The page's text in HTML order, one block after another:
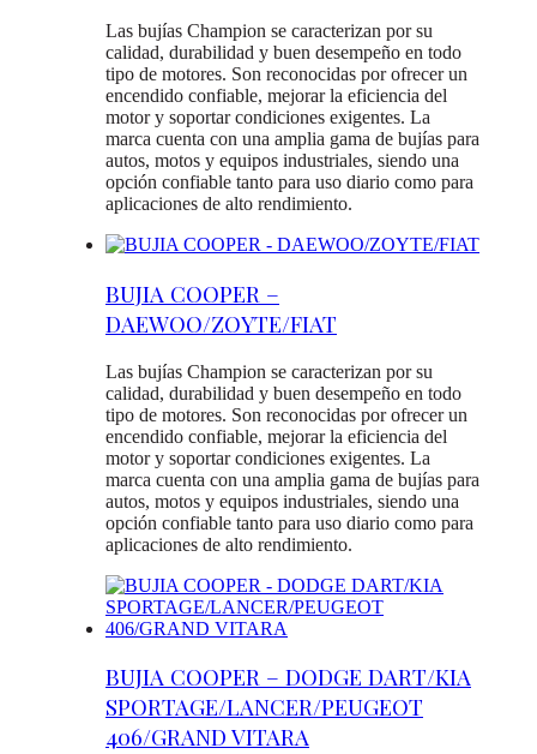
Las bujías Champion se caracterizan por su
calidad, durabilidad y buen desempeño en todo
tipo de motores. Son reconocidas por ofrecer un
encendido confiable, mejorar la eficiencia del
motor y soportar condiciones exigentes. La
marca cuenta con una amplia gama de bujías para
autos, motos y equipos industriales, siendo una
opción confiable tanto para uso diario como para
aplicaciones de alto rendimiento.
BUJIA COOPER –
DAEWOO/ZOYTE/FIAT
Las bujías Champion se caracterizan por su
calidad, durabilidad y buen desempeño en todo
tipo de motores. Son reconocidas por ofrecer un
encendido confiable, mejorar la eficiencia del
motor y soportar condiciones exigentes. La
marca cuenta con una amplia gama de bujías para
autos, motos y equipos industriales, siendo una
opción confiable tanto para uso diario como para
aplicaciones de alto rendimiento.
BUJIA COOPER – DODGE DART/KIA
SPORTAGE/LANCER/PEUGEOT
406/GRAND VITARA